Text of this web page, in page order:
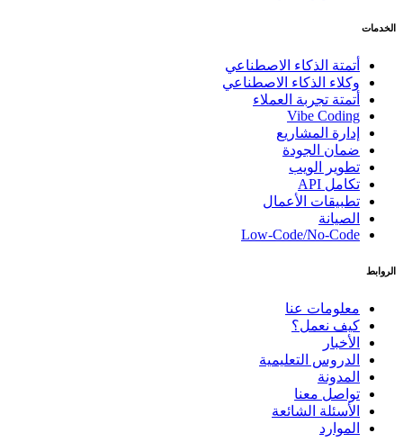
الخدمات
أتمتة الذكاء الاصطناعي
وكلاء الذكاء الاصطناعي
أتمتة تجربة العملاء
Vibe Coding
إدارة المشاريع
ضمان الجودة
تطوير الويب
تكامل API
تطبيقات الأعمال
الصيانة
Low-Code/No-Code
الروابط
معلومات عنا
كيف نعمل؟
الأخبار
الدروس التعليمية
المدونة
تواصل معنا
الأسئلة الشائعة
الموارد